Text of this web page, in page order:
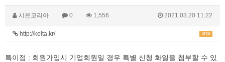
시온코리아 0 1,556 2021.03.20 11:22
813
http://koita.kr/
특이점 : 회원가입시 기업회원일 경우 특별 신청 화일을 첨부할 수 있